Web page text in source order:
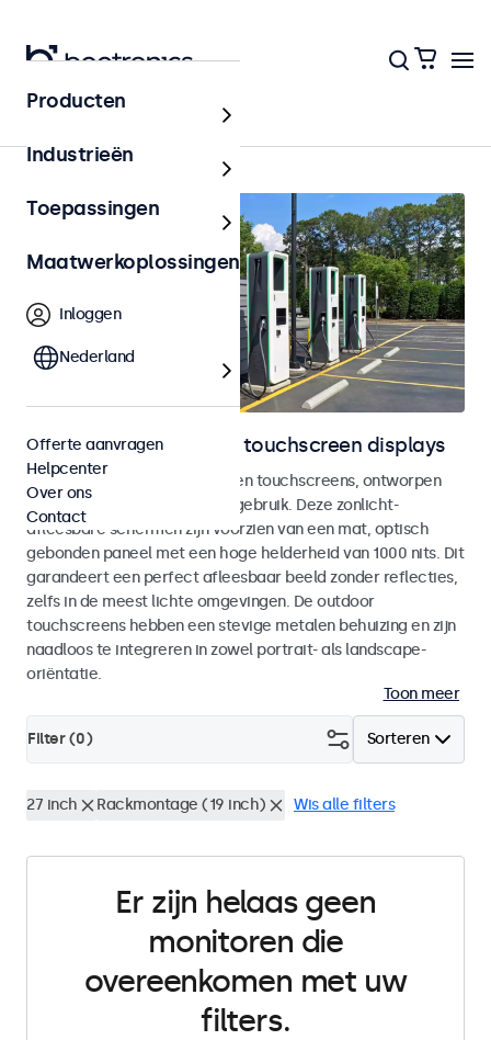
Outdoor
Outdoor monitoren en touchscreen displays
Weersbestendige monitoren en touchscreens, ontworpen
voor zowel binnen- als buitengebruik. Deze zonlicht-
afleesbare schermen zijn voorzien van een mat, optisch
gebonden paneel met een hoge helderheid van 1000 nits. Dit
garandeert een perfect afleesbaar beeld zonder reflecties,
zelfs in de meest lichte omgevingen. De outdoor
touchscreens hebben een stevige metalen behuizing en zijn
naadloos te integreren in zowel portrait- als landscape-
oriëntatie.
Toon meer
Sorteren
Filter (0)
27 inch Rackmontage (19 inch) Wis alle filters
Er zijn helaas geen
monitoren die
overeenkomen met uw
filters.
Producten
Industrieën
Toepassingen
Maatwerkoplossingen
Inloggen
Nederland
Offerte aanvragen
Helpcenter
Over ons
Contact